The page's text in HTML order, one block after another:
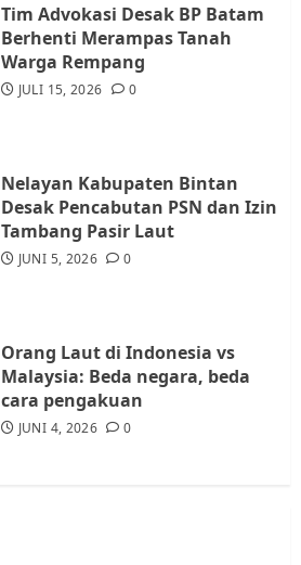
Datangi Pemko Batam, Warga
Rempang Protes Lahan Mereka
Diambil untuk Sekolah Rakyat
Warga Rempang Ajukan
Audiensi dengan Wali Kota
Batam, Soroti Aktivitas yang
Resahkan Warga
Tim Advokasi Desak BP Batam
Berhenti Merampas Tanah
Warga Rempang
JULI 15, 2026 0
Nelayan Kabupaten Bintan
Desak Pencabutan PSN dan Izin
Tambang Pasir Laut
JUNI 5, 2026 0
Orang Laut di Indonesia vs
Malaysia: Beda negara, beda
cara pengakuan
JUNI 4, 2026 0